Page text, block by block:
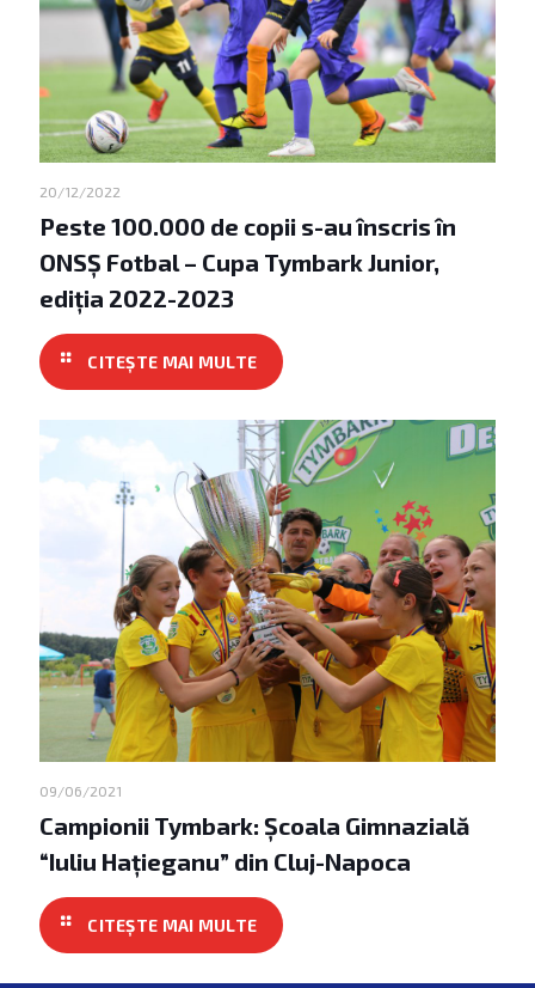
20/12/2022
Peste 100.000 de copii s-au înscris în
ONSȘ Fotbal – Cupa Tymbark Junior,
ediția 2022-2023
09/06/2021
Campionii Tymbark: Școala Gimnazială
“Iuliu Hațieganu” din Cluj-Napoca